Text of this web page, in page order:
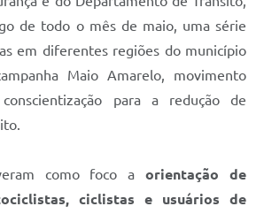
de todo o mês de maio, uma série
em diferentes regiões do município
Maio Amarelo, movimento
para a redução de
como foco aorientação de
ciclistas e usuários de